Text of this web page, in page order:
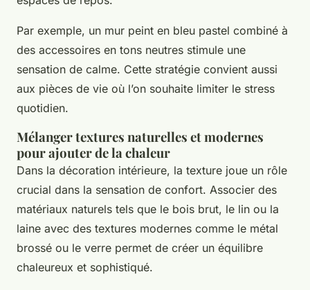
Par exemple, un mur peint en bleu pastel combiné à
des accessoires en tons neutres stimule une
sensation de calme. Cette stratégie convient aussi
aux pièces de vie où l’on souhaite limiter le stress
quotidien.
Mélanger textures naturelles et modernes
pour ajouter de la chaleur
Dans la décoration intérieure, la texture joue un rôle
crucial dans la sensation de confort. Associer des
matériaux naturels tels que le bois brut, le lin ou la
laine avec des textures modernes comme le métal
brossé ou le verre permet de créer un équilibre
chaleureux et sophistiqué.